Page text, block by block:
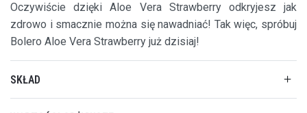
Oczywiście dzięki Aloe Vera Strawberry odkryjesz jak
zdrowo i smacznie można się nawadniać! Tak więc, spróbuj
Bolero Aloe Vera Strawberry już dzisiaj!
SKŁAD